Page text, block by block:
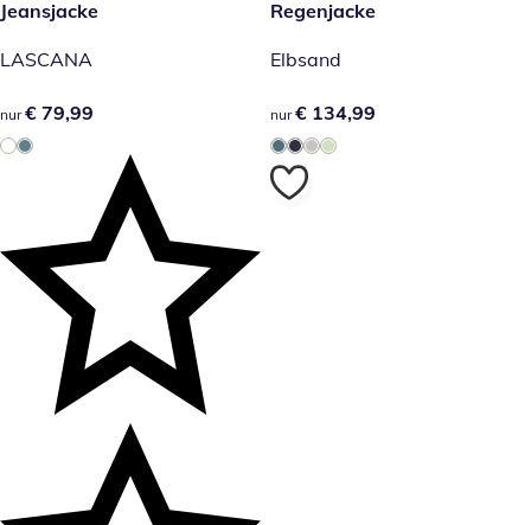
€ 79,99
Jeansjacke
LASCANA
€ 79,99
nur € 79,99
€ 134,99
Regenjacke
Elbsand
€ 134,99
nur € 134,99